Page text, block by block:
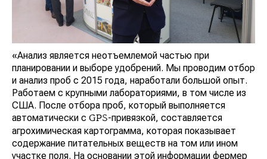
«Анализ является неотъемлемой частью при
планировании и выборе удобрений. Мы проводим отбор
и анализ проб с 2015 года, наработали большой опыт.
Работаем с крупными лабораториями, в том числе из
США. После отбора проб, который выполняется
автоматически с GPS-привязкой, составляется
агрохимическая картограмма, которая показывает
содержание питательных веществ на том или ином
участке поля. На основании этой информации фермер